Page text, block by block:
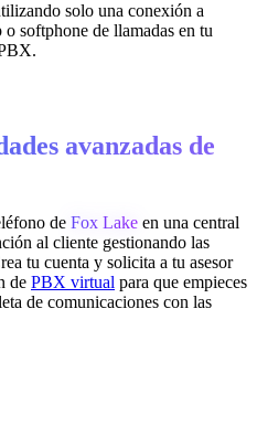
solo una conexión a
softphone de llamadas en tu
avanzadas de
de Fox Lake en una central
al cliente gestionando las
tu cuenta y solicita a tu asesor
de PBX virtual para que empieces
de comunicaciones con las